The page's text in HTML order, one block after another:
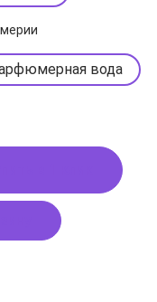
вода